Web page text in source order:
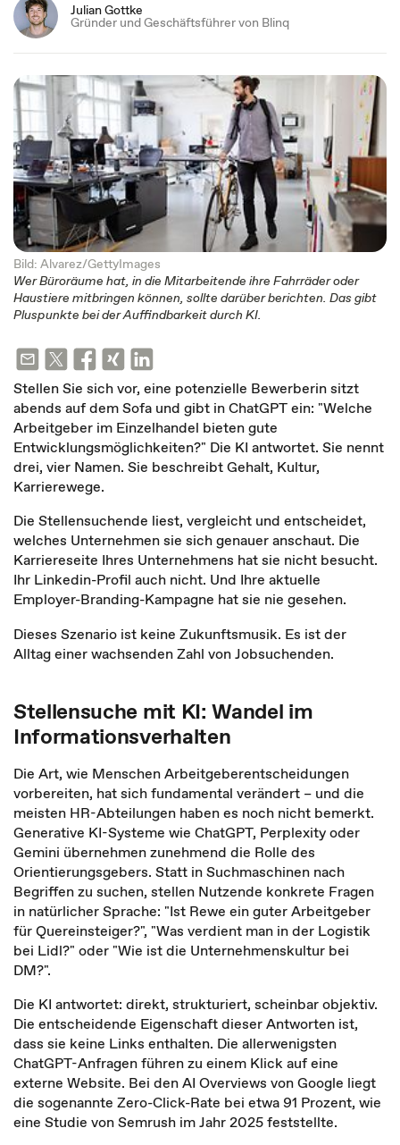
Julian Gottke
Gründer und Geschäftsführer von Blinq
Bild: Alvarez/GettyImages
Wer Büroräume hat, in die Mitarbeitende ihre Fahrräder oder
Haustiere mitbringen können, sollte darüber berichten. Das gibt
Pluspunkte bei der Auffindbarkeit durch KI.
Stellen Sie sich vor, eine potenzielle Bewerberin sitzt
abends auf dem Sofa und gibt in ChatGPT ein: "Welche
Arbeitgeber im Einzelhandel bieten gute
Entwicklungsmöglichkeiten?" Die KI antwortet. Sie nennt
drei, vier Namen. Sie beschreibt Gehalt, Kultur,
Karrierewege.
Die Stellensuchende liest, vergleicht und entscheidet,
welches Unternehmen sie sich genauer anschaut. Die
Karriereseite Ihres Unternehmens hat sie nicht besucht.
Ihr Linkedin-Profil auch nicht. Und Ihre aktuelle
Employer-Branding-Kampagne hat sie nie gesehen.
Dieses Szenario ist keine Zukunftsmusik. Es ist der
Alltag einer wachsenden Zahl von Jobsuchenden.
Stellensuche mit KI: Wandel im
Informationsverhalten
Die Art, wie Menschen Arbeitgeberentscheidungen
vorbereiten, hat sich fundamental verändert – und die
meisten HR-Abteilungen haben es noch nicht bemerkt.
Generative KI-Systeme wie ChatGPT, Perplexity oder
Gemini übernehmen zunehmend die Rolle des
Orientierungsgebers. Statt in Suchmaschinen nach
Begriffen zu suchen, stellen Nutzende konkrete Fragen
in natürlicher Sprache: "Ist Rewe ein guter Arbeitgeber
für Quereinsteiger?", "Was verdient man in der Logistik
bei Lidl?" oder "Wie ist die Unternehmenskultur bei
DM?".
Die KI antwortet: direkt, strukturiert, scheinbar objektiv.
Die entscheidende Eigenschaft dieser Antworten ist,
dass sie keine Links enthalten. Die allerwenigsten
ChatGPT-Anfragen führen zu einem Klick auf eine
externe Website. Bei den AI Overviews von Google liegt
die sogenannte Zero-Click-Rate bei etwa 91 Prozent, wie
eine Studie von Semrush im Jahr 2025 feststellte.